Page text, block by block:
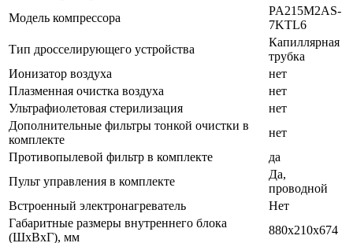
Модель компрессора
PA215M2AS-
7KTL6
Тип дросселирующего устройства
Капиллярная
трубка
Ионизатор воздуха
нет
Плазменная очистка воздуха
нет
Ультрафиолетовая стерилизация
нет
Дополнительные фильтры тонкой очистки в
комплекте
нет
Противопылевой фильтр в комплекте
да
Пульт управления в комплекте
Да,
проводной
Встроенный электронагреватель
Нет
Габаритные размеры внутреннего блока
(ШхВхГ), мм
880x210x674